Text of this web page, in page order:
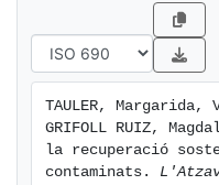
metabolic microbial
removal. Metabolic
cultures have proven
degradation of organic
populations initiating
oxidized compounds
TAULER, Margarida,
GRIFOLL RUIZ,
la recuperació
contaminats.